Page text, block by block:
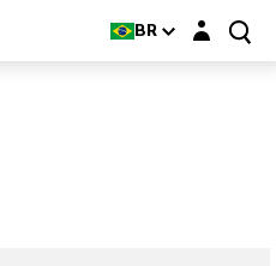
BR Login layer